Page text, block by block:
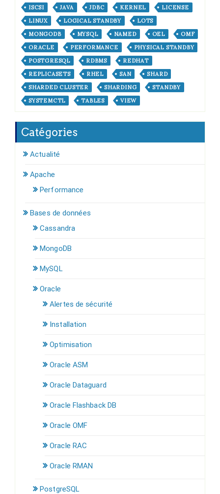
ISCSI
JAVA JDBC KERNEL
LICENSE
LINUX
LOGICAL STANDBY
LOTS
MONGODB
MYSQL NAMED OEL
OMF
ORACLE
PERFORMANCE
PHYSICAL STANDBY
POSTGRESQL
RDBMS
REDHAT
REPLICASETS
RHEL SAN
SHARD
SHARDED CLUSTER
SHARDING
STANDBY
SYSTEMCTL
TABLES VIEW
Catégories
Actualité
Apache
Performance
Bases de données
Cassandra
MongoDB
MySQL
Oracle
Alertes de sécurité
Installation
Optimisation
Oracle ASM
Oracle Dataguard
Oracle Flashback DB
Oracle OMF
Oracle RAC
Oracle RMAN
PostgreSQL